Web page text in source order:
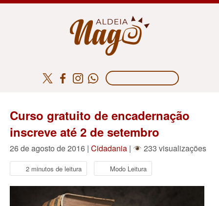
Curso gratuito de encadernação
inscreve até 2 de setembro
26 de agosto de 2016 | Cidadania | 233 visualizações
2 minutos de leitura Modo Leitura